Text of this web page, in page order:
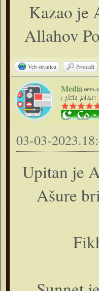
Kazao je
Allahov
Veb stranica Pronađi
Media
)
03-03-
Upitan je
Ašure